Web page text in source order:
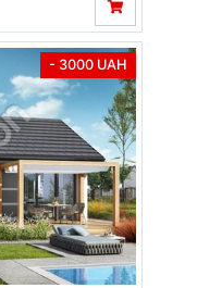
- 3000 UAH